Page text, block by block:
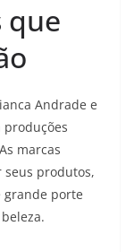
que
Andrade e
produções
marcas
produtos,
grande porte